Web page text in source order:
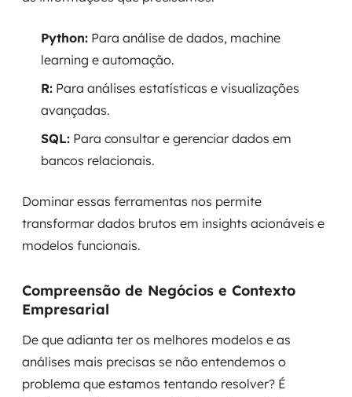
Python: Para análise de dados, machine
learning e automação.
R: Para análises estatísticas e visualizações
avançadas.
SQL: Para consultar e gerenciar dados em
bancos relacionais.
Dominar essas ferramentas nos permite
transformar dados brutos em insights acionáveis e
modelos funcionais.
Compreensão de Negócios e Contexto
Empresarial
De que adianta ter os melhores modelos e as
análises mais precisas se não entendemos o
problema que estamos tentando resolver? É